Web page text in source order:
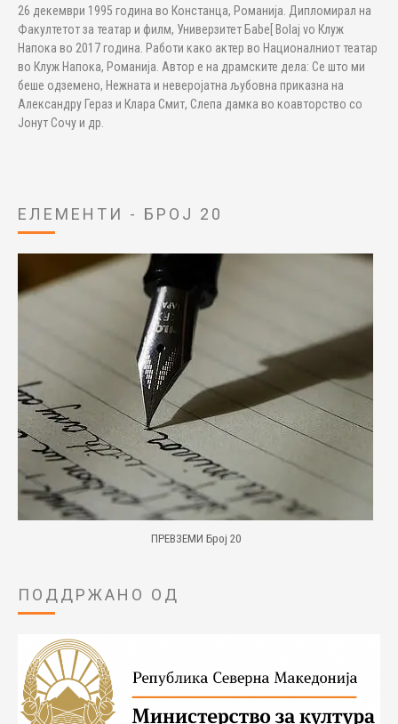
26 декември 1995 година во Констанца, Романија. Дипломирал на
Факултетот за театар и филм, Универзитет Бabe[ Bolaj vo Клуж
Напока во 2017 година. Работи како актер во Националниот театар
во Клуж Напока, Романија. Автор е на драмските дела: Се што ми
беше одземено, Нежната и неверојатна љубовна приказна на
Александру Гераз и Клара Смит, Слепа дамка во коавторство со
Јонут Сочу и др.
ЕЛЕМЕНТИ - БРОЈ 20
ПРЕВЗЕМИ Број 20
ПОДДРЖАНО ОД